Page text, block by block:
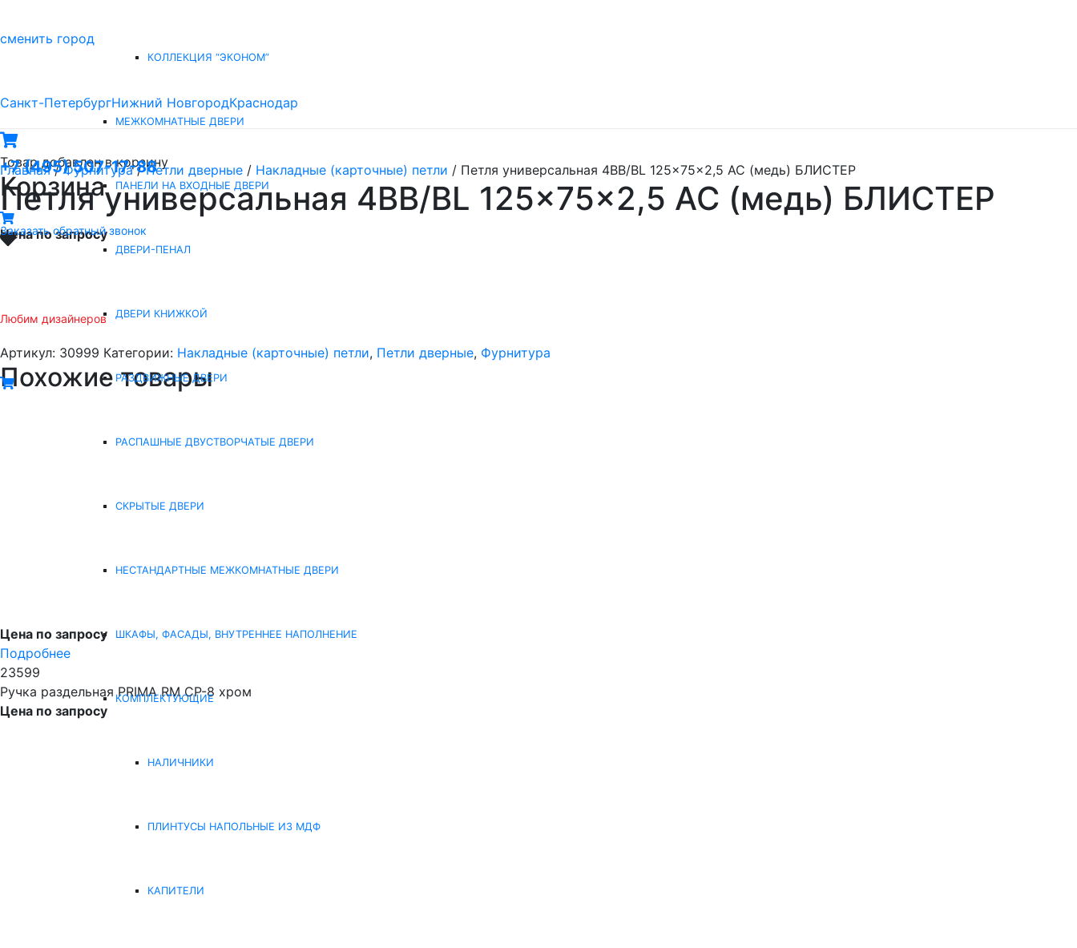
сменить город
Санкт-ПетербургНижний НовгородКраснодар
+7 (495) 507-17-88
Заказать обратный звонок
Любим дизайнеров
КОЛЛЕКЦИЯ “ЭКОНОМ”
МЕЖКОМНАТНЫЕ ДВЕРИ
ПАНЕЛИ НА ВХОДНЫЕ ДВЕРИ
ДВЕРИ-ПЕНАЛ
ДВЕРИ КНИЖКОЙ
РАЗДВИЖНЫЕ ДВЕРИ
РАСПАШНЫЕ ДВУСТВОРЧАТЫЕ ДВЕРИ
СКРЫТЫЕ ДВЕРИ
НЕСТАНДАРТНЫЕ МЕЖКОМНАТНЫЕ ДВЕРИ
ШКАФЫ, ФАСАДЫ, ВНУТРЕННЕЕ НАПОЛНЕНИЕ
КОМПЛЕКТУЮЩИЕ
НАЛИЧНИКИ
ПЛИНТУСЫ НАПОЛЬНЫЕ ИЗ МДФ
КАПИТЕЛИ
Товардобавлен в корзину
Корзина
Главная/Фурнитура/Петли дверные / Накладные (карточные) петли / Петля универсальная 4BB/BL 125x75x2,5 АС (медь) БЛИСТЕР
Петля универсальная 4BB/BL 125x75x2,5 АС (медь) БЛИСТЕР
Цена по запросу
Артикул: 30999 Категории: Накладные (карточные) петли, Петли дверные, Фурнитура
Похожие товары
Цена по запросу
Подробнее
23599
Ручка раздельная PRIMA RM CP-8 хром
Цена по запросу